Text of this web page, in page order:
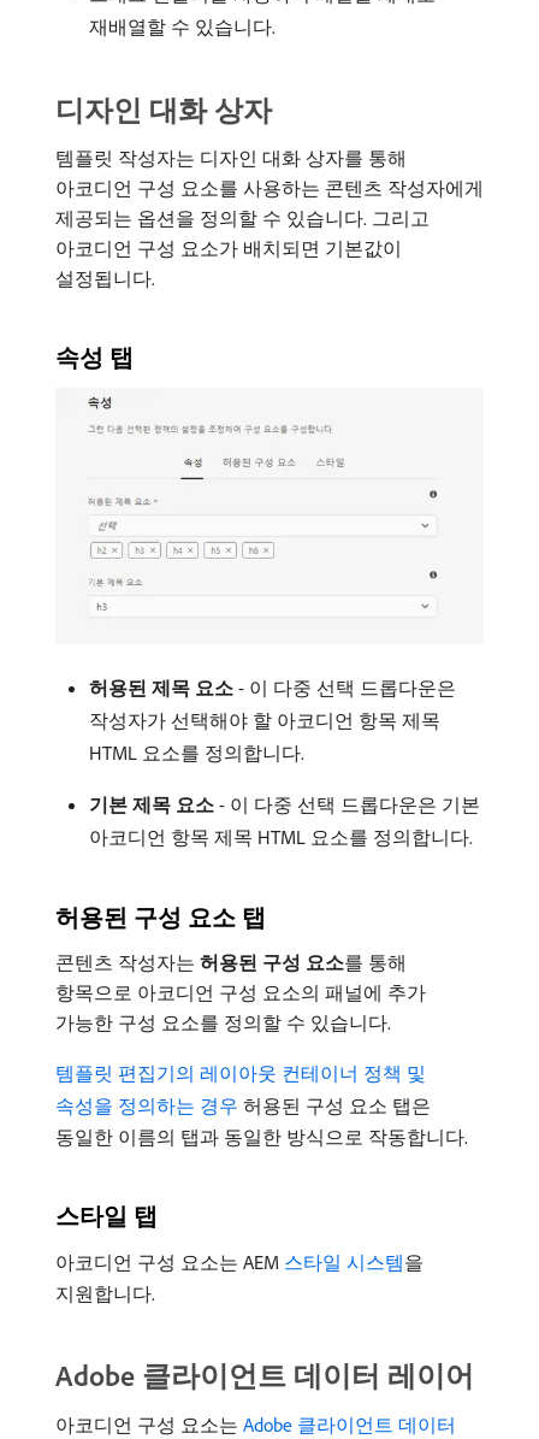
재배열할 수 있습니다.
디자인 대화 상자
템플릿 작성자는 디자인 대화 상자를 통해
아코디언 구성 요소를 사용하는 콘텐츠 작성자에게
제공되는 옵션을 정의할 수 있습니다. 그리고
아코디언 구성 요소가 배치되면 기본값이
설정됩니다.
속성 탭
허용된 제목 요소 - 이 다중 선택 드롭다운은
작성자가 선택해야 할 아코디언 항목 제목
HTML 요소를 정의합니다.
기본 제목 요소 - 이 다중 선택 드롭다운은 기본
아코디언 항목 제목 HTML 요소를 정의합니다.
허용된 구성 요소 탭
콘텐츠 작성자는 허용된 구성 요소​를 통해
항목으로 아코디언 구성 요소의 패널에 추가
가능한 구성 요소를 정의할 수 있습니다.
템플릿 편집기의 레이아웃 컨테이너 정책 및
속성을 정의하는 경우 허용된 구성 요소 탭은
동일한 이름의 탭과 동일한 방식으로 작동합니다.
스타일 탭
아코디언 구성 요소는 AEM 스타일 시스템을
지원합니다.
Adobe 클라이언트 데이터 레이어
아코디언 구성 요소는 Adobe 클라이언트 데이터